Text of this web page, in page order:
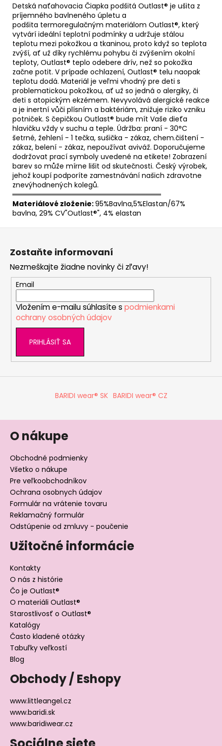
Detská naťahovacia Čiapka podšitá Outlast® je ušita z
príjemného bavlneného úpletu a
podšita termoregulačným materiálom Outlast®, který
vytvárí ideální teplotní podmínky a udržuje stálou
teplotu mezi pokožkou a tkaninou, proto když so teplota
zvýší, ať už díky rychlému pohybu či zvýšením okolní
teploty, Outlast® teplo odebere drív, než so pokožka
začne potit. V prípade ochlazení, Outlast® telu naopak
teplotu dodá. Materiál je veľmi vhodný pre deti s
problematickou pokožkou, ať už so jedná o alergiky, či
deti s atopickým ekzémem. Nevyvolává alergické reakce
a je inertní vůči plísním a baktériám, znižuje riziko vzniku
potniček. S čepičkou Outlast® bude mít Vaše dieťa
hlavičku vždy v suchu a teple. Údržba: praní - 30°C
šetrné, žehlení - 1 tečka, sušička - zákaz, chem.čištení -
zákaz, belení - zákaz, nepoužívat aviváž. Doporučujeme
dodržovat prací symboly uvedené na etikete! Zobrazení
barev so může mírne lišit od skutečnosti. Český výrobek,
jehož koupí podporíte zamestnávání našich zdravotne
znevýhodnených kolegů.
══════════════════════════════
Materiálové zloženie:95%Bavlna,5%Elastan/67%
bavlna, 29% CV"Outlast®", 4% elastan
Zostaňte informovaní
Nezmeškajte žiadne novinky či zľavy!
Email
Vložením e-mailu súhlasíte s podmienkami
ochrany osobných údajov
PRIHLÁSIŤ SA
BARIDI wear® SK BARIDI wear® CZ
O nákupe
Obchodné podmienky
Všetko o nákupe
Pre veľkoobchodníkov
Ochrana osobnych údajov
Formulár na vrátenie tovaru
Reklamačný formulár
Odstúpenie od zmluvy - poučenie
Užitočné informácie
Kontakty
O nás z histórie
Čo je Outlast®
O materiáli Outlast®
Starostlivosť o Outlast®
Katalógy
Často kladené otázky
Tabuľky veľkostí
Blog
Obchody / Eshopy
www.littleangel.cz
www.baridi.sk
www.baridiwear.cz